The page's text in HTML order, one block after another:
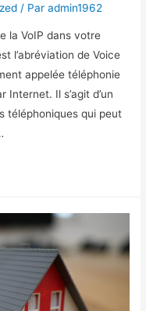
/ Paradmin1962
la VoIP dans votre
l’abréviation de Voice
appelée téléphonie
Il s’agit d’un
téléphoniques qui peut